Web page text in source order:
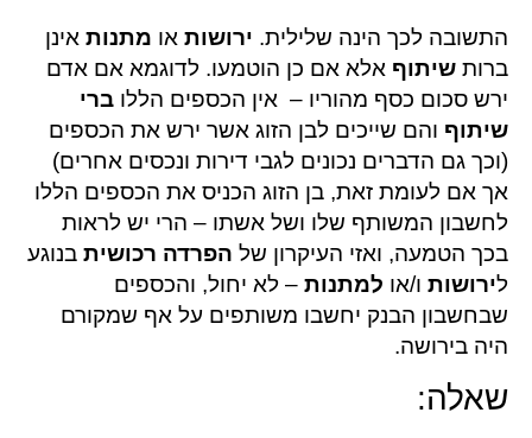
התשובה לכך הינה שלילית. ירושות או מתנות אינן
ברות שיתוף אלא אם כן הוטמעו. לדוגמא אם אדם
ירש סכום כסף מהוריו – אין הכספים הללו ברי
שיתוף והם שייכים לבן הזוג אשר ירש את הכספים
(וכך גם הדברים נכונים לגבי דירות ונכסים אחרים)
אך אם לעומת זאת, בן הזוג הכניס את הכספים הללו
לחשבון המשותף שלו ושל אשתו – הרי יש לראות
בכך הטמעה, ואזי העיקרון של הפרדה רכושית בנוגע
לירושות ו/או למתנות – לא יחול, והכספים
שבחשבון הבנק יחשבו משותפים על אף שמקורם
היה בירושה.
שאלה: